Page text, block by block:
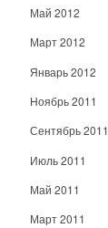
Май 2012
Март 2012
Январь 2012
Ноябрь 2011
Сентябрь 2011
Июль 2011
Май 2011
Март 2011